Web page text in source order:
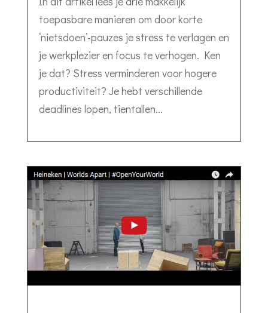
toepasbare manieren om door korte
‘nietsdoen’-pauzes je stress te verlagen en
je werkplezier en focus te verhogen. Ken
je dat? Stress verminderen voor hogere
productiviteit? Je hebt verschillende
deadlines lopen, tientallen...